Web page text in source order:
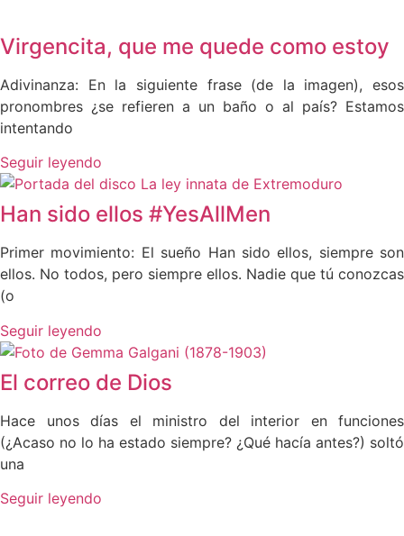
Virgencita, que me quede como estoy
Adivinanza: En la siguiente frase (de la imagen), esos
pronombres ¿se refieren a un baño o al país? Estamos
intentando
Seguir leyendo
Han sido ellos #YesAllMen
Primer movimiento: El sueño Han sido ellos, siempre son
ellos. No todos, pero siempre ellos. Nadie que tú conozcas
(o
Seguir leyendo
El correo de Dios
Hace unos días el ministro del interior en funciones
(¿Acaso no lo ha estado siempre? ¿Qué hacía antes?) soltó
una
Seguir leyendo